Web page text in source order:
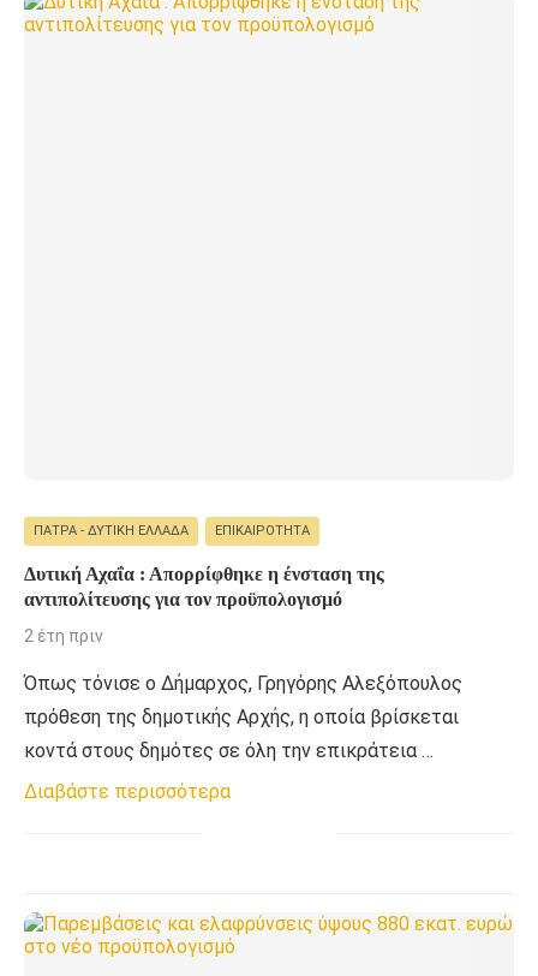
ΠΆΤΡΑ - ΔΥΤΙΚΉ ΕΛΛΆΔΑ ΕΠΙΚΑΙΡΌΤΗΤΑ
Δυτική Αχαΐα : Απορρίφθηκε η ένσταση της
αντιπολίτευσης για τον προϋπολογισμό
2 έτη πριν
Όπως τόνισε ο Δήμαρχος, Γρηγόρης Αλεξόπουλος
πρόθεση της δημοτικής Αρχής, η οποία βρίσκεται
κοντά στους δημότες σε όλη την επικράτεια …
Διαβάστε περισσότερα